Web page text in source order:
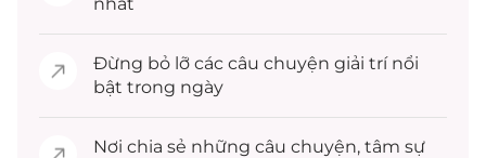
Đừng bỏ lỡ các câu chuyện giải trínổi
bật trong ngày
Nơi chia sẻ những câu chuyện, tâm sự